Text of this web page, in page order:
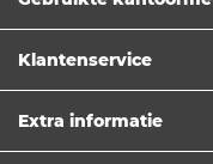
Klantenservice
Extra informatie